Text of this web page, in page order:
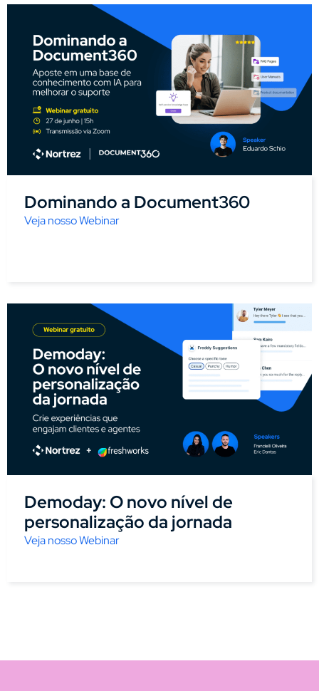
Dominando a Document360
Veja nosso Webinar
Demoday: O novo nível de
personalização da jornada
Veja nosso Webinar